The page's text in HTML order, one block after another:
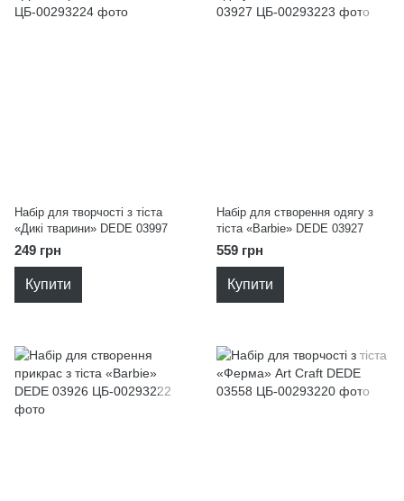
Набір для творчості з тіста
«Дикі тварини» DEDE 03997
249 грн
Купити
Набір для створення одягу з
тіста «Barbie» DEDE 03927
559 грн
Купити